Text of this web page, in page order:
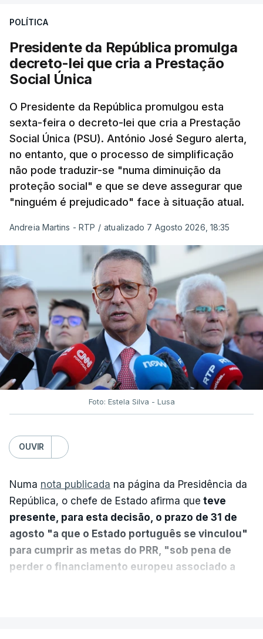
POLÍTICA
Presidente da República promulga
decreto-lei que cria a Prestação
Social Única
O Presidente da República promulgou esta
sexta-feira o decreto-lei que cria a Prestação
Social Única (PSU). António José Seguro alerta,
no entanto, que o processo de simplificação
não pode traduzir-se "numa diminuição da
proteção social" e que se deve assegurar que
"ninguém é prejudicado" face à situação atual.
Andreia Martins - RTP / atualizado 7 Agosto 2026, 18:35
Foto: Estela Silva - Lusa
OUVIR
Numa nota publicada na página da Presidência da
República, o chefe de Estado afirma que teve
presente, para esta decisão, o prazo de 31 de
agosto "a que o Estado português se vinculou"
para cumprir as metas do PRR, "sob pena de
perder o financiamento europeu associado a